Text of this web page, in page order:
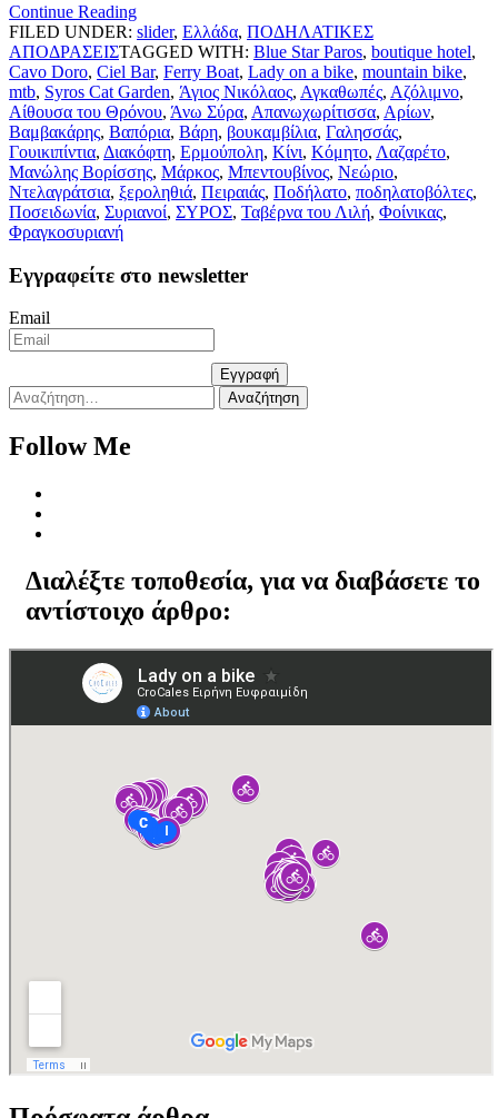
Continue Reading
FILED UNDER: slider, Ελλάδα, ΠΟΔΗΛΑΤΙΚΕΣ
ΑΠΟΔΡΑΣΕΙΣTAGGED WITH: Blue Star Paros, boutique hotel,
Cavo Doro, Ciel Bar, Ferry Boat, Lady on a bike, mountain bike,
mtb, Syros Cat Garden, Άγιος Νικόλαος, Αγκαθωπές, Αζόλιμνο,
Αίθουσα του Θρόνου, Άνω Σύρα, Απανωχωρίτισσα, Αρίων,
Βαμβακάρης, Βαπόρια, Βάρη, βουκαμβίλια, Γαλησσάς,
Γουικιπίντια, Διακόφτη, Ερμούπολη, Κίνι, Κόμητο, Λαζαρέτο,
Μανώλης Βορίσσης, Μάρκος, Μπεντουβίνος, Νεώριο,
Ντελαγράτσια, ξεροληθιά, Πειραιάς, Ποδήλατο, ποδηλατοβόλτες,
Ποσειδωνία, Συριανοί, ΣΥΡΟΣ, Ταβέρνα του Λιλή, Φοίνικας,
Φραγκοσυριανή
Εγγραφείτε στο newsletter
Email
Εγγραφή
Αναζήτηση
για:
Follow Me
Διαλέξτε τοποθεσία, για να διαβάσετε το
αντίστοιχο άρθρο: